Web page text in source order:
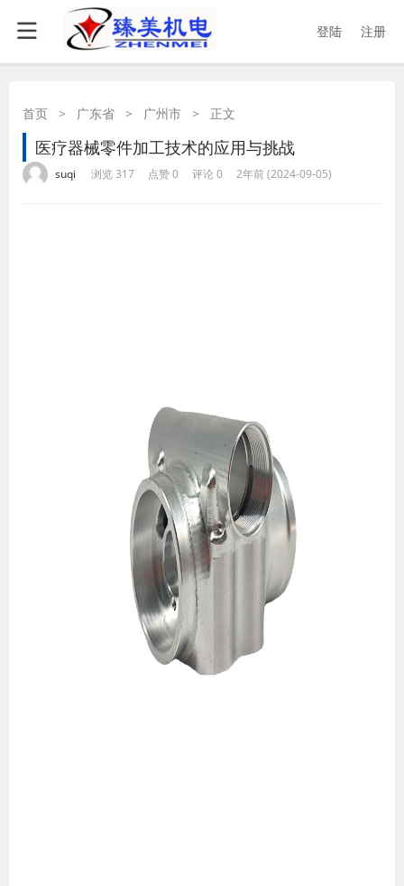
登陆 注册
首页 > 广东省 > 广州市 > 正文
医疗器械零件加工技术的应用与挑战
suqi 浏览 317 点赞 0 评论 0 2年前 (2024-09-05)